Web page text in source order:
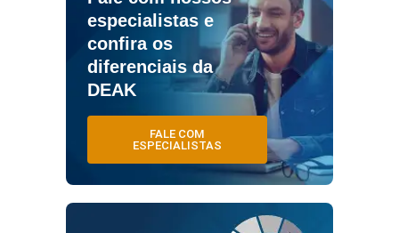
especialistas e
confira os
diferenciais da
DEAK
FALE COM
ESPECIALISTAS